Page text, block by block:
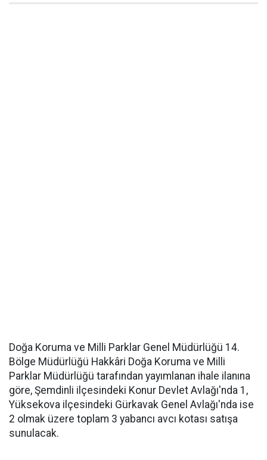
Doğa Koruma ve Milli Parklar Genel Müdürlüğü 14.
Bölge Müdürlüğü Hakkâri Doğa Koruma ve Milli
Parklar Müdürlüğü tarafından yayımlanan ihale ilanına
göre, Şemdinli ilçesindeki Konur Devlet Avlağı'nda 1,
Yüksekova ilçesindeki Gürkavak Genel Avlağı'nda ise
2 olmak üzere toplam 3 yabancı avcı kotası satışa
sunulacak.